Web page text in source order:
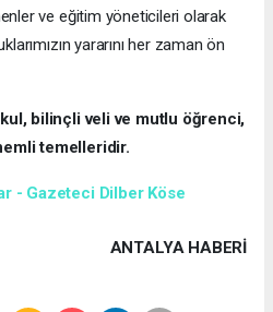
ve eğitim yöneticileri olarak
yararını her zaman ön
bilinçli veli ve mutlu öğrenci,
temelleridir.
- Gazeteci Dilber Köse
ANTALYA HABERİ